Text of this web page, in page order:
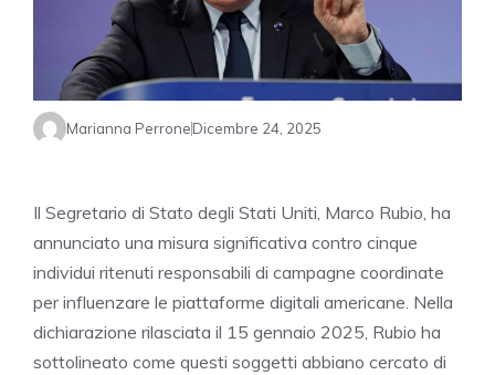
Marianna PerroneDicembre 24, 2025
Il Segretario di Stato degli Stati Uniti, Marco Rubio, ha
annunciato una misura significativa contro cinque
individui ritenuti responsabili di campagne coordinate
per influenzare le piattaforme digitali americane. Nella
dichiarazione rilasciata il 15 gennaio 2025, Rubio ha
sottolineato come questi soggetti abbiano cercato di